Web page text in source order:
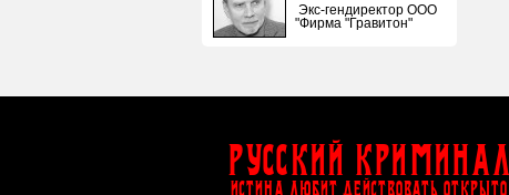
Экс-гендиректор ООО
"Фирма "Гравитон"
Русский Криминал
ИСТИНА ЛЮБИТ ДЕЙСТВОВАТЬ ОТКРЫТО